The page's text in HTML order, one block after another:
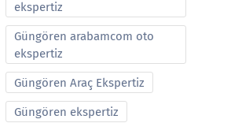
ekspertiz
Güngören arabamcom oto
ekspertiz
Güngören Araç Ekspertiz
Güngören ekspertiz